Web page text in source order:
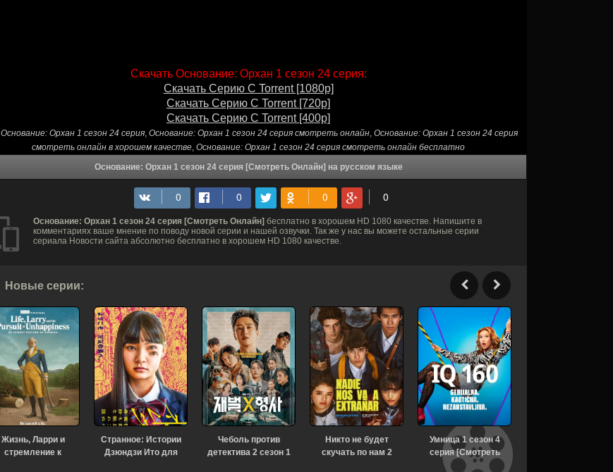
Скачать Основание: Орхан 1 сезон 24 серия:
Скачать Серию С Torrent [1080p]
Скачать Серию С Torrent [720p]
Скачать Серию С Torrent [400p]
Основание: Орхан 1 сезон 24 серия, Основание: Орхан 1 сезон 24 серия смотреть онлайн, Основание: Орхан 1 сезон 24 серия
смотреть онлайн в хорошем качестве Основание: Орхан 1 сезон 24 серия смотреть онлайн бесплатно
Основание: Орхан 1 сезон 24 серия [Смотреть Онлайн] на русском языке
Основание: Орхан 1 сезон 24 серия [Смотреть Онлайн] бесплатно в хорошем HD 1080 качестве. Напишите в
комментариях ваше мнение по поводу новой серии и нашей озвучки. Так же у нас вы можете остальные серии
сериала Новости сайта абсолютно бесплатно в хорошем HD 1080 качестве.
Новые серии:
Жизнь, Ларри и
стремление к
Странное: Истории
Дзюндзи Ито для
Чеболь против
детектива 2 сезон 1
Никто не будет
скучать по нам 2
Умница 1 сезон 4
серия [Смотреть
Онлайн]